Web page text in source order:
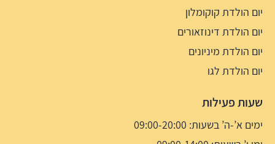
יום הולדת קוקומלון
יום הולדת דינוזאורים
יום הולדת מיניונים
יום הולדת לגו
שעות פעילות
ימים א’-ה’ בשעות: 09:00-20:00